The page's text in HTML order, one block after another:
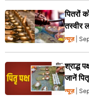
पितरों
तस्वीर
न्यूज़|
श्राद्ध
जानें
न्यूज़|